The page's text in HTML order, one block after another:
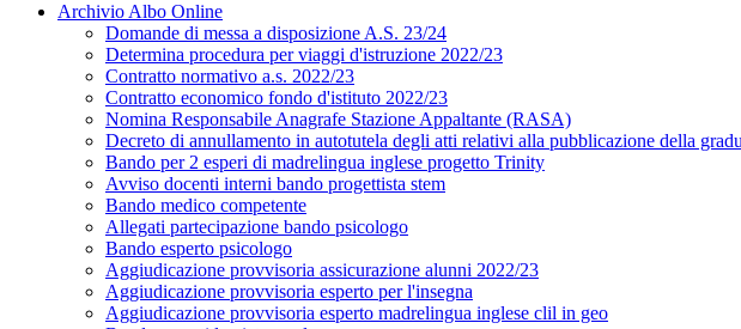
Archivio Albo Online
Domande di messa a disposizione A.S. 23/24
Determina procedura per viaggi d'istruzione 2022/23
Contratto normativo a.s. 2022/23
Contratto economico fondo d'istituto 2022/23
Nomina Responsabile Anagrafe Stazione Appaltante (RASA)
Decreto di annullamento in autotutela degli atti relativi alla pubblicazione della
Bando per 2 esperi di madrelingua inglese progetto Trinity
Avviso docenti interni bando progettista stem
Bando medico competente
Allegati partecipazione bando psicologo
Bando esperto psicologo
Aggiudicazione provvisoria assicurazione alunni 2022/23
Aggiudicazione provvisoria esperto per l'insegna
Aggiudicazione provvisoria esperto madrelingua inglese clil in geo